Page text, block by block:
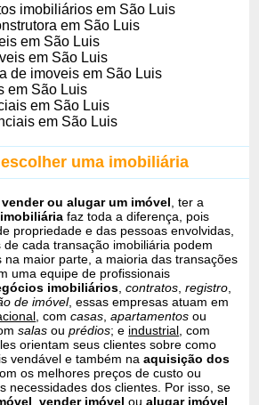
imobiliários em São Luis
em São Luis
em São Luis
em São Luis
de imoveis em São Luis
em São Luis
em São Luis
em São Luis
uma imobiliária
ou alugar um imóvel , ter a
faz toda a diferença, pois
propriedade e das pessoas envolvidas,
cada transação imobiliária podem
na maior parte, a maioria das transações
uma equipe de profissionais
imobiliários ,contratos ,registro
de imóvel, essas empresas atuam em
, comcasas ,apartamentos ou
salas ouprédios; e industrial , com
orientam seus clientes sobre como
vendável e também naaquisição dos
os melhores preços de custo ou
necessidades dos clientes. Por isso, se
,vender imóvel oualugar imóvel